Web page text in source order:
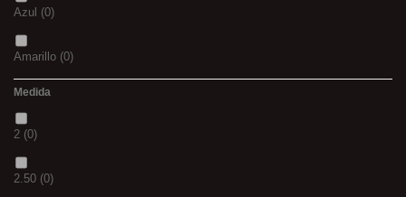
Azul (0)
Amarillo (0)
(0)
(0)
Medida
2 (0)
2.50 (0)